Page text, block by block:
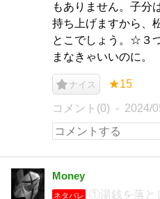
もありません。子分
持ち上げますから、
とこでしょう。☆３
まなきゃいいのに。
ナイス ★15
コメント(0) 2024/
Money
ネタバレ
①湯銭を落と